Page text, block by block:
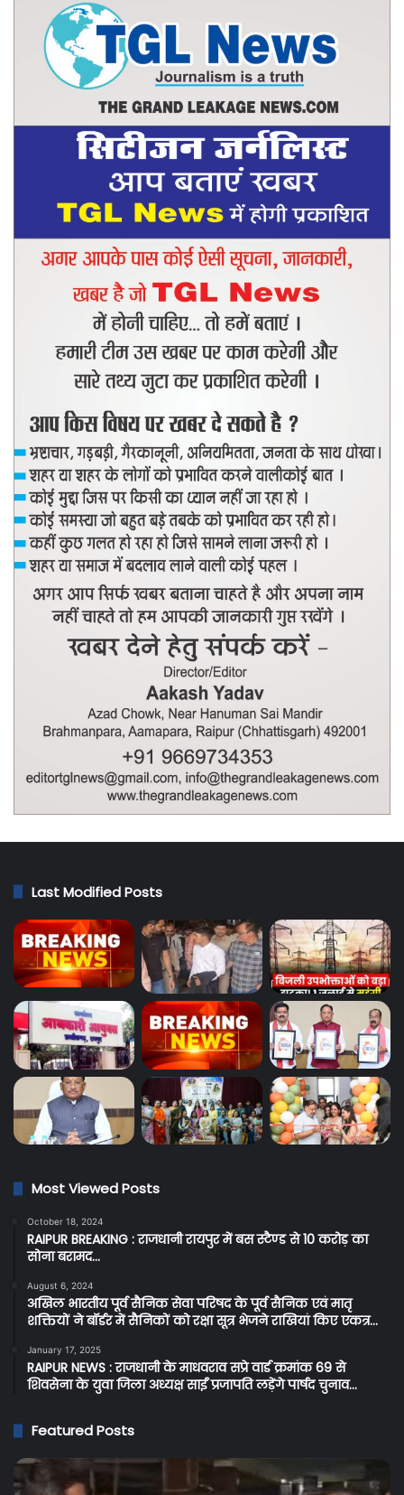
Last Modified Posts
Most Viewed Posts
October 18, 2024
RAIPUR BREAKING : राजधानी रायपुर में बस स्टैण्ड से 10 करोड़ का
सोना बरामद…
August 6, 2024
अखिल भारतीय पूर्व सैनिक सेवा परिषद के पूर्व सैनिक एवं मातृ
शक्तियों ने बॉर्डर में सैनिकों को रक्षा सूत्र भेजने राखियां किए एकत्र…
January 17, 2025
RAIPUR NEWS : राजधानी के माधवराव सप्रे वार्ड क्रमांक 69 से
शिवसेना के युवा जिला अध्यक्ष साईं प्रजापति लड़ेंगे पार्षद चुनाव…
Featured Posts
Raipur
Breaking: